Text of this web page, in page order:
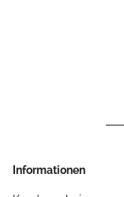
Informationen